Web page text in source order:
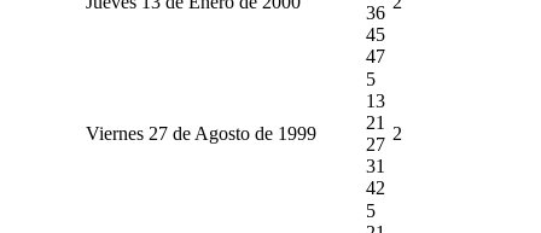
36
45
47
Viernes 27 de Agosto de 1999
5
13
21
27
31
42
2
5